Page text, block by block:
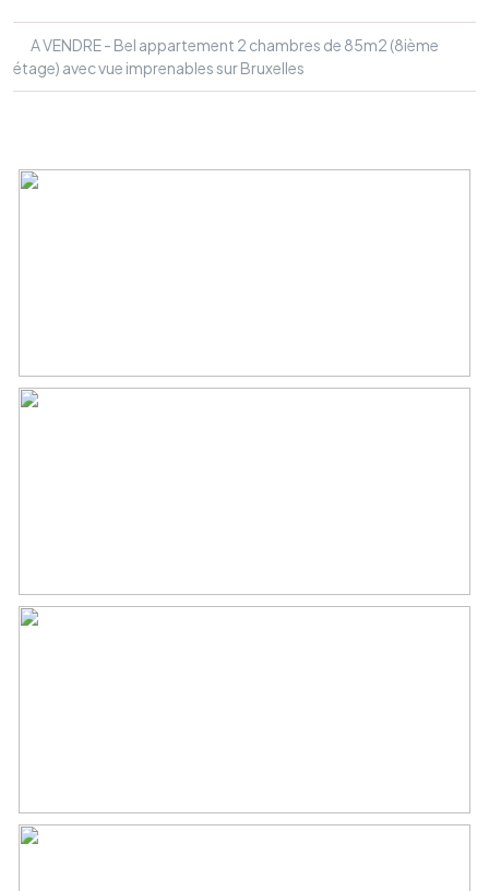
A VENDRE - Bel appartement 2 chambres de 85m2 (8ième
étage) avec vue imprenables sur Bruxelles